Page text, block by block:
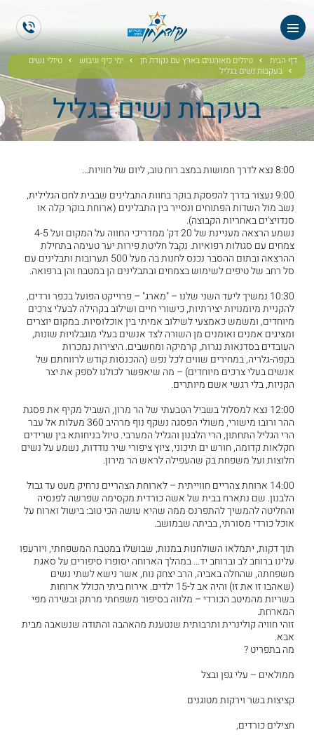
דף הבית טיולים מאורגנים בארץ עם נקודת חן ימי כיף וגיבוש
טיולי נשים
בעקבות נשים בגליל
בעקבות נשים בגליל
8:00 נצא לדרך חמושות במצב רוח טוב, ליום של חוויות…
9:00 נעצור בדרך להפסקת בוקר בחוות התבלינים שבבית לחם הגלילית,
נשב מול השדות הפתוחים ונסייר בין התבלינים (ארוחת בוקר קלה או
סנדויצ'ים באחריות הקבוצה).
נשמע הרצאה מעניינת של 20 דק' ממדריכי החווה על המקום ועל 4-5
צמחים עם סגולות רפואיות. נקבל חליטת פירות יער טעימה בתחילת
ההרצאה ובתום ההסבר נכנס לחנות בה מעל 500 תערובות ותבלינים עם
סל רחב של טיפים לשימוש בצמחים ובתבלינים הן במטבח והן ברפואה.
10:30 נמשיך ליעד השני שלנו – "מארג" – פרוייקט הפועל בכפר ורדים,
להקניית מיומנויות יצירתיות, כישורי חיים ושילוב בקהילה לבעלי צרכים
מיוחדים, ומשמש כאמצעי לשילוב אמיתי בין אוכלוסיות. במקום יוצרים
ומציגים אמנים ואומנים מן השורה לצד אנשים בעלי מוגבלויות שונות,
העובדים בסדנאות נגרות, קרמיקה ומחשבים. היצירות נמכרות
בקפה-גלריה, במחירים שווים לכל נפש (ההכנסות קודש לרווחתם של
אנשים בעלי צרכים מיוחדים) – מה שיאפשר לכולנו לספק את יצר
הקניות, בלי רגשי אשם מיותרים.
12:00 נצא למסלול בשביל הטבעתי של הר מרון, השביל מקיף את פסגת
ההר ורובו מישורי, משולי הפסגה נשקף נוף מרהיב 360 מעלות אל עבר
הרי הגליל התחתון, הרי הלבנון והגליל המערבי. טיול בניחותא בין שרידים
חקלאות קדומה, חורש ים תיכוני, ציוץ ציפורי שיר נודדות, נשמע על נשים
חלוצות ועל משפחת בק שהעפילה לראש הר מירון.
14:00 ארוחת צהריים חווייתית – לארוחת הצהריים נרחיק מעט עד גבול
הלבנון. שם נתארח בבית של אשה כורדית מקסימה שפרשה לפנסיה
והחליטה להמשיך להתפרנס ממה שהיא עושה הכי טוב: בישול וארוח על
אוכל כורדי מסורתי, בביתה שבמושב.
תוך דקות, יתמלאו השולחנות במנות, שבושלו במטבח המשפחתי, ויורעפו
עלינו ברוחב לב וברוחב יד… במהלך הארוחה יסופרו סיפורים על סאגת
משפחתה, שהחלה באביה, הרב יצחק נוח, אשר נישא לשתי נשים
(שאהבו זו את זו) והיה אב ל-15 ילדים. אירוח ביתי הכולל ארוחות
בשריות מהמיטב הכורדי – מלווה בסיפור משפחתי מרתק ובשירה מפי
המארחת.
זוהי חוויה קולינרית ותרבותית שנטענת מהאהבה והתודה שנשאבה מבית
אבא.
מה בתפריט ?
ממולאים – עלי גפן ובצל
קציצות בשר וירקות מטוגנים
חצילים כורדים,
ראשי
אודותנו
טיולי תיירים
הטיולים שלנו
גלריית תמונות
גלריית וידאו
ממליצים
EN
ES